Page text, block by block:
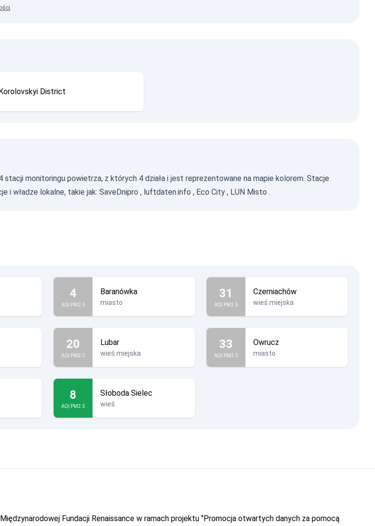
.
District
monitoringu powietrza, z których 4 działa i jest reprezentowane na mapie kolorem. Stacje
i władze lokalne, takie jak: SaveDnipro , luftdaten.info , Eco City , LUN Misto .
4
AQI PM2.5
Baranówka
miasto
31
AQI PM2.5
Czerniachów
wieś miejska
20
AQI PM2.5
Lubar
wieś miejska
33
AQI PM2.5
Owrucz
miasto
8
AQI PM2.5
Słoboda Sielec
wieś
Fundacji Renaissance w ramach projektu "Promocja otwartych danych za pomocą